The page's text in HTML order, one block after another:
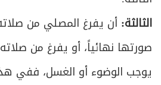
الثالثة: أن يفرغ المصلي من
صورتها نهائياً، أو يفرغ من
يوجب الوضوء أو الغسل، ففي
ص
529 الفصل الأول - في ما يجب
532 المبحث الأول ـ في خمس